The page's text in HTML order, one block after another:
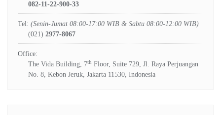
082-11-22-900-33
Tel: (Senin-Jumat 08:00-17:00 WIB & Sabtu 08:00-12:00 WIB)
(021) 2977-8067
Office:
The Vida Building, 7th Floor, Suite 729, Jl. Raya Perjuangan
No. 8, Kebon Jeruk, Jakarta 11530, Indonesia